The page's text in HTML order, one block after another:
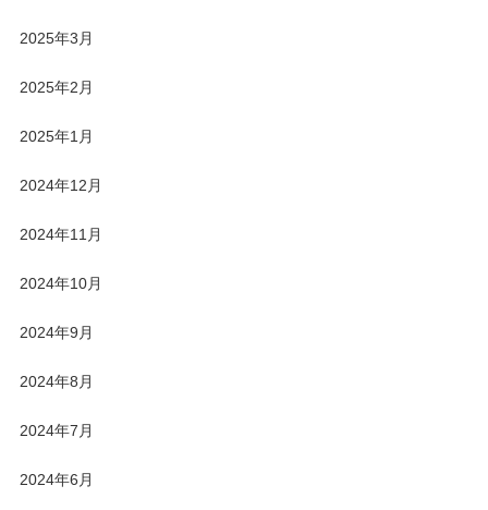
2025年3月
2025年2月
2025年1月
2024年12月
2024年11月
2024年10月
2024年9月
2024年8月
2024年7月
2024年6月